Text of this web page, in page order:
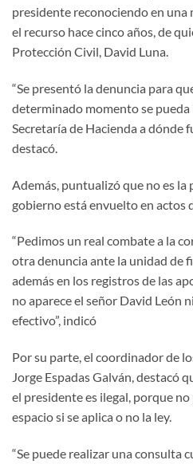
presidente reconociendo en una
el recurso hace cinco años, de
Protección Civil, David Luna.
“Se presentó la denuncia para
determinado momento se
Secretaría de Hacienda a dónde
destacó.
Además, puntualizó que no es la
gobierno está envuelto en actos
“Pedimos un real combate a la
otra denuncia ante la unidad de
además en los registros de las
no aparece el señor David León
efectivo”, indicó
Por su parte, el coordinador de
Jorge Espadas Galván, destacó
el presidente es ilegal, porque
espacio si se aplica o no la ley.
“Se puede realizar una consulta